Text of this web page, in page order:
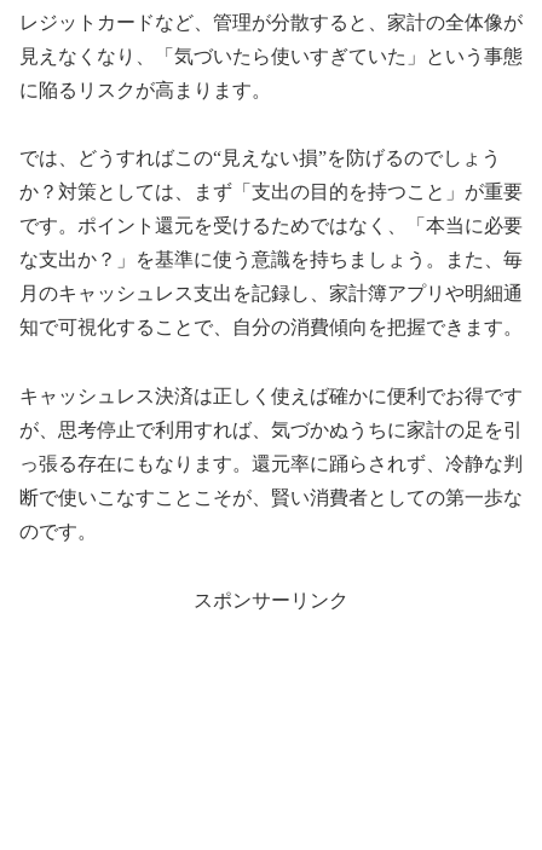
レジットカードなど、管理が分散すると、家計の全体像が
見えなくなり、「気づいたら使いすぎていた」という事態
に陥るリスクが高まります。
では、どうすればこの“見えない損”を防げるのでしょう
か？対策としては、まず「支出の目的を持つこと」が重要
です。ポイント還元を受けるためではなく、「本当に必要
な支出か？」を基準に使う意識を持ちましょう。また、毎
月のキャッシュレス支出を記録し、家計簿アプリや明細通
知で可視化することで、自分の消費傾向を把握できます。
キャッシュレス決済は正しく使えば確かに便利でお得です
が、思考停止で利用すれば、気づかぬうちに家計の足を引
っ張る存在にもなります。還元率に踊らされず、冷静な判
断で使いこなすことこそが、賢い消費者としての第一歩な
のです。
スポンサーリンク